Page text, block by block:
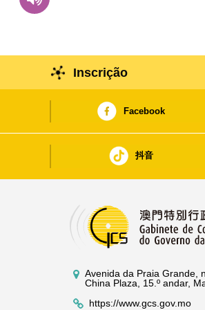
Inscrição
Facebook
抖音
Avenida da Praia Grande,
China Plaza, 15.º andar,
https://www.gcs.gov.mo